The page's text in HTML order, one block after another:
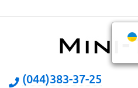
(044)383-37-25